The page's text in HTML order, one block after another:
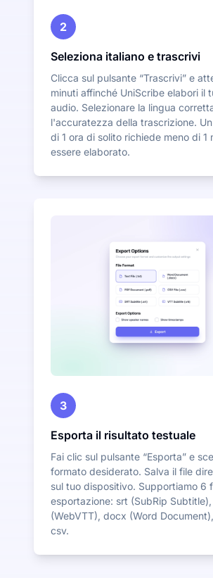
2
Seleziona italiano e trascrivi
Clicca sul pulsante “Trascrivi” e
minuti affinché UniScribe elabori il
audio. Selezionare la lingua
l'accuratezza della trascrizione.
di 1 ora di solito richiede meno di 1
essere elaborato.
3
Esporta il risultato testuale
Fai clic sul pulsante “Esporta” e
formato desiderato. Salva il file
sul tuo dispositivo. Supportiamo 6
esportazione: srt (SubRip
(WebVTT), docx (Word
csv.